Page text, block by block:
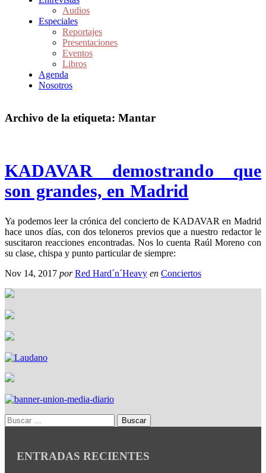
Audios
Especiales
Reportajes
Presentaciones
Eventos
Libros
Agenda
Nosotros
Archivo de la etiqueta: Mantar
KADAVAR demostrando que
son grandes, en Madrid
Ya podemos leer la crónica del concierto de KADAVAR en Madrid
hace unos días, con dos teloneros previos que a nuestro redactor le
suscitaron reacciones encontradas. Nos lo cuenta Raúl Moreno con
su clase, chispa y punto particular de siempre:
Nov 14, 2017 por Red Hard´n´Heavy en Conciertos
ENTRADAS RECIENTES